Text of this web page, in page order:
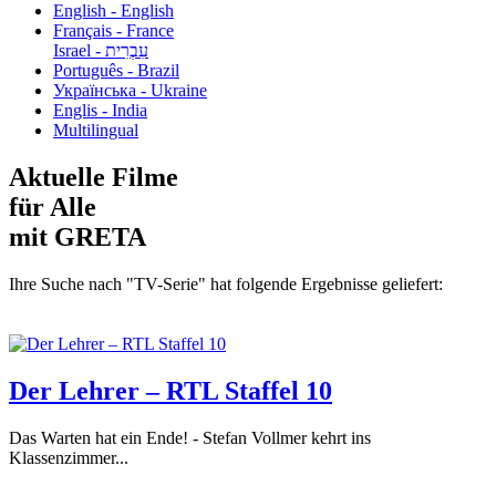
English - English
Français - France
עִבְרִית - Israel
Português - Brazil
Українська - Ukraine
Englis - India
Multilingual
Aktuelle Filme
für Alle
mit GRETA
Ihre Suche nach "TV-Serie" hat folgende Ergebnisse geliefert:
Der Lehrer – RTL Staffel 10
Das Warten hat ein Ende! - Stefan Vollmer kehrt ins
Klassenzimmer...